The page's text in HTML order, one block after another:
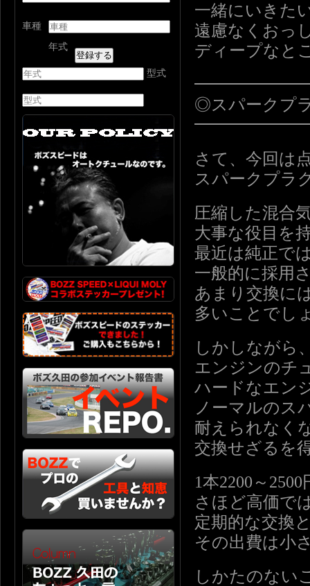
一緒にいきた
遠慮なくおっ
ディープなと
◎スパークプ
さて、今回は
スパークプラ
圧縮した混合
大事な役目を
最近は純正で
一般的に採用
あまり交換に
多いことでし
しかしながら
エンジンのチ
ハードなエン
ノーマルのス
耐えられなく
交換せざるを
1本2200～2500
さほど高価で
定期的な交換
その出費は小
しかたのない
車種
年式
型式